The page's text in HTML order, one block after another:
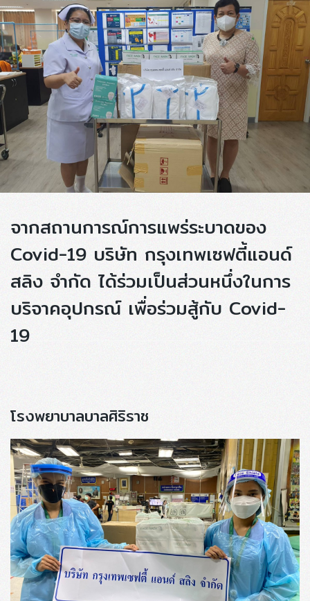
จากสถานการณ์การแพร่ระบาดของ
Covid-19 บริษัท กรุงเทพเซฟตี้แอนด์
สลิง จำกัด ได้ร่วมเป็นส่วนหนึ่งในการ
บริจาคอุปกรณ์ เพื่อร่วมสู้กับ Covid-
19
โรงพยาบาลบาลศิริราช